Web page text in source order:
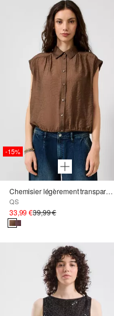
-15%
Chemisier légèrement transparent en mélange de viscose
QS
33,99 €39,99 €